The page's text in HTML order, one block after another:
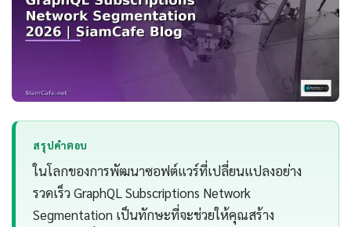
สรุปคำตอบ
ในโลกของการพัฒนาซอฟต์แวร์ที่เปลี่ยนแปลงอย่าง
รวดเร็ว GraphQL Subscriptions Network
Segmentation เป็นทักษะที่จะช่วยให้คุณสร้าง